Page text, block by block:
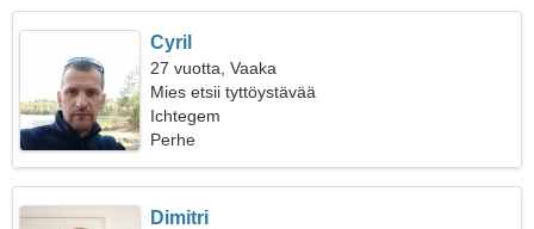
Cyril
27 vuotta, Vaaka
Mies etsii tyttöystävää
Ichtegem
Perhe
Dimitri